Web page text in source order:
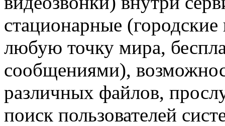
стационарные
любую точку мира,
сообщениями),
различных файлов,
поиск пользователей